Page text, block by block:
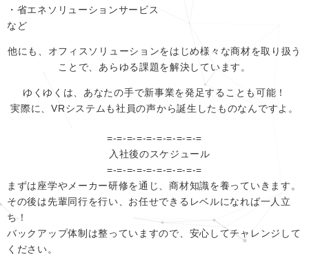
・省エネソリューションサービス
など
他にも、オフィスソリューションをはじめ様々な商材を取り扱う
ことで、あらゆる課題を解決しています。
ゆくゆくは、あなたの手で新事業を発足することも可能！
実際に、VRシステムも社員の声から誕生したものなんですよ。
=-=-=-=-=-=-=-=-=-=
入社後のスケジュール
=-=-=-=-=-=-=-=-=-=
まずは座学やメーカー研修を通じ、商材知識を養っていきます。
その後は先輩同行を行い、お任せできるレベルになれば一人立
ち！
バックアップ体制は整っていますので、安心してチャレンジして
ください。